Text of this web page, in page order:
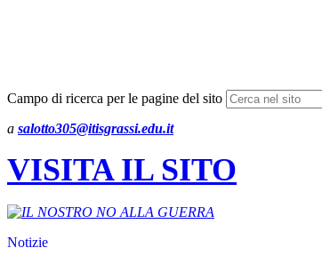
Campo di ricerca per le pagine del sito
a salotto305@itisgrassi.edu.it
VISITA IL SITO
Notizie